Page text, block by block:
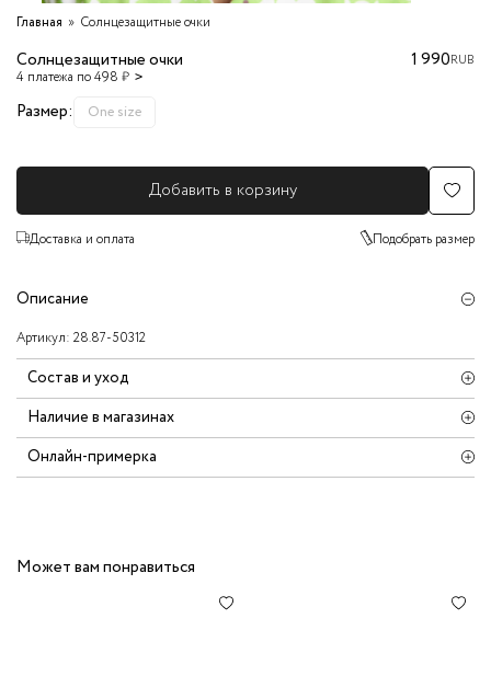
Главная Солнцезащитные очки
Солнцезащитные очки
4 платежа по 498 ₽
1 990RUB
Размер: One size
Добавить в корзину
Доставка и оплата Подобрать размер
Описание
Артикул: 28.87-50312
Состав и уход
Наличие в магазинах
Онлайн-примерка
Может вам понравиться